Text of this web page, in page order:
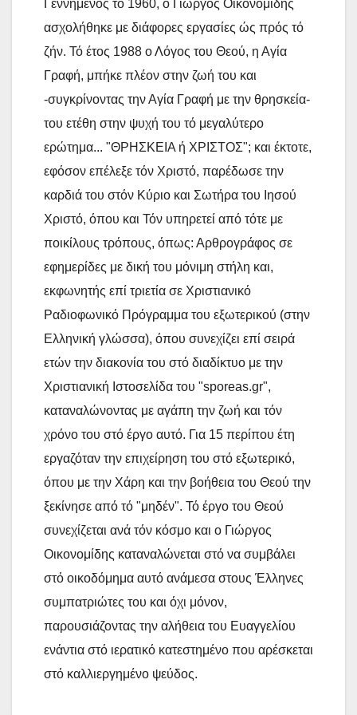
Γεννημένος τό 1960, ο Γιώργος Οικονομίδης
ασχολήθηκε με διάφορες εργασίες ώς πρός τό
ζήν. Τό έτος 1988 ο Λόγος του Θεού, η Αγία
Γραφή, μπήκε πλέον στην ζωή του και
-συγκρίνοντας την Αγία Γραφή με την θρησκεία-
του ετέθη στην ψυχή του τό μεγαλύτερο
ερώτημα... "ΘΡΗΣΚΕΙΑ ή ΧΡΙΣΤΟΣ"; και έκτοτε,
εφόσον επέλεξε τόν Χριστό, παρέδωσε την
καρδιά του στόν Κύριο και Σωτήρα του Ιησού
Χριστό, όπου και Τόν υπηρετεί από τότε με
ποικίλους τρόπους, όπως: Αρθρογράφος σε
εφημερίδες με δική του μόνιμη στήλη και,
εκφωνητής επί τριετία σε Χριστιανικό
Ραδιοφωνικό Πρόγραμμα του εξωτερικού (στην
Ελληνική γλώσσα), όπου συνεχίζει επί σειρά
ετών την διακονία του στό διαδίκτυο με την
Χριστιανική Ιστοσελίδα του "sporeas.gr",
καταναλώνοντας με αγάπη την ζωή και τόν
χρόνο του στό έργο αυτό. Για 15 περίπου έτη
εργαζόταν την επιχείρηση του στό εξωτερικό,
όπου με την Χάρη και την βοήθεια του Θεού την
ξεκίνησε από τό "μηδέν". Τό έργο του Θεού
συνεχίζεται ανά τόν κόσμο και ο Γιώργος
Οικονομίδης καταναλώνεται στό να συμβάλει
στό οικοδόμημα αυτό ανάμεσα στους Έλληνες
συμπατριώτες του και όχι μόνον,
παρουσιάζοντας την αλήθεια του Ευαγγελίου
ενάντια στό ιερατικό κατεστημένο που αρέσκεται
στό καλλιεργημένο ψεύδος.